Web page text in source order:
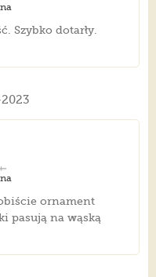
Szybko dotarły.
ornament
pasują na wąską